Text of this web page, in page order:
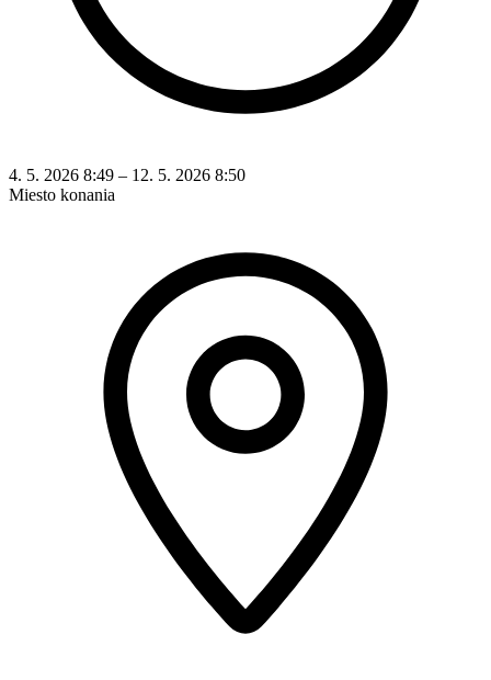
4. 5. 2026 8:49 – 12. 5. 2026 8:50
Miesto konania